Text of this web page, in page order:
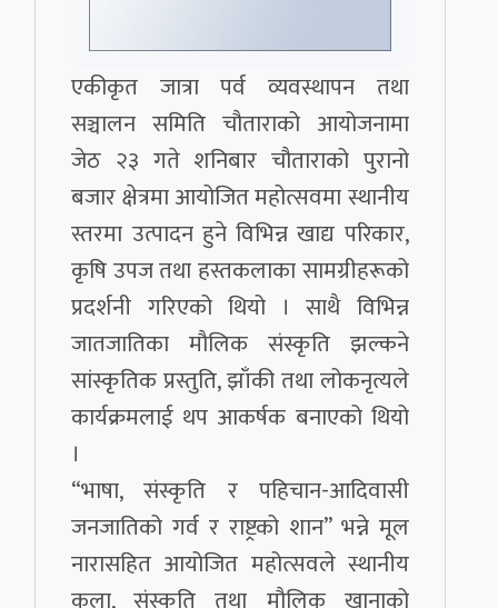
एकीकृत जात्रा पर्व व्यवस्थापन तथा
सञ्चालन समिति चौताराको आयोजनामा
जेठ २३ गते शनिबार चौताराको पुरानो
बजार क्षेत्रमा आयोजित महोत्सवमा स्थानीय
स्तरमा उत्पादन हुने विभिन्न खाद्य परिकार,
कृषि उपज तथा हस्तकलाका सामग्रीहरूको
प्रदर्शनी गरिएको थियो । साथै विभिन्न
जातजातिका मौलिक संस्कृति झल्कने
सांस्कृतिक प्रस्तुति, झाँकी तथा लोकनृत्यले
कार्यक्रमलाई थप आकर्षक बनाएको थियो
।
“भाषा, संस्कृति र पहिचान-आदिवासी
जनजातिको गर्व र राष्ट्रको शान” भन्ने मूल
नारासहित आयोजित महोत्सवले स्थानीय